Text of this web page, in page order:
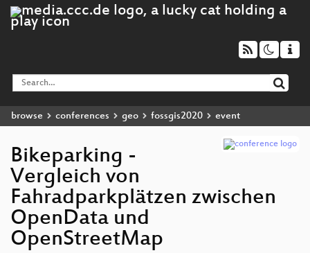
browse conferences geo fossgis2020 event
Bikeparking -
Vergleich von
Fahradparkplätzen zwischen
OpenData und
OpenStreetMap